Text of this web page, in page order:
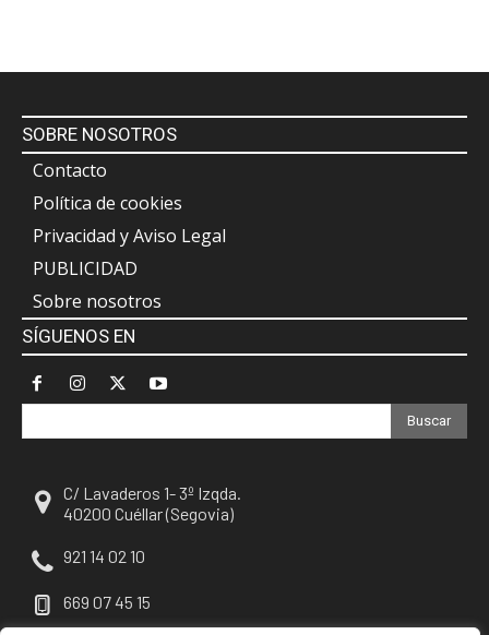
SOBRE NOSOTROS
Contacto
Política de cookies
Privacidad y Aviso Legal
PUBLICIDAD
Sobre nosotros
SÍGUENOS EN
Buscar
C/ Lavaderos 1- 3º Izqda.
40200 Cuéllar (Segovia)
921 14 02 10
669 07 45 15